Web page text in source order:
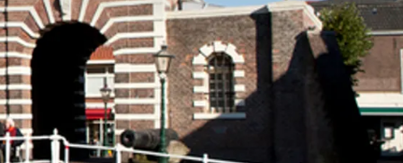
Kamerindeling
1 kamer, 2 personen
Arrangement
2 nachten
Verblijfsperiode
Data kiezen